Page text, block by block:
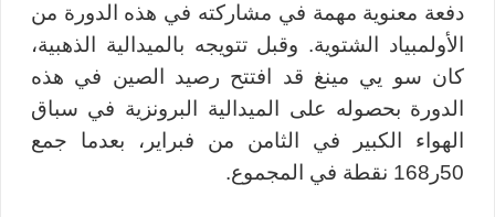
دفعة معنوية مهمة في مشاركته في هذه الدورة من
الأولمبياد الشتوية. وقبل تتويجه بالميدالية الذهبية،
كان سو يي مينغ قد افتتح رصيد الصين في هذه
الدورة بحصوله على الميدالية البرونزية في سباق
الهواء الكبير في الثامن من فبراير، بعدما جمع
50ر168 نقطة في المجموع.